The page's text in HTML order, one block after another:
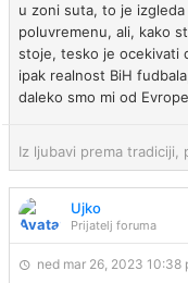
u zoni suta, to je
poluvremenu, ali, kako
stoje, tesko je ocekivati
ipak realnost BiH
daleko smo mi od
Iz ljubavi prema tradiciji,
Ujko
Prijatelj foruma
ned mar 26, 2023 10:38